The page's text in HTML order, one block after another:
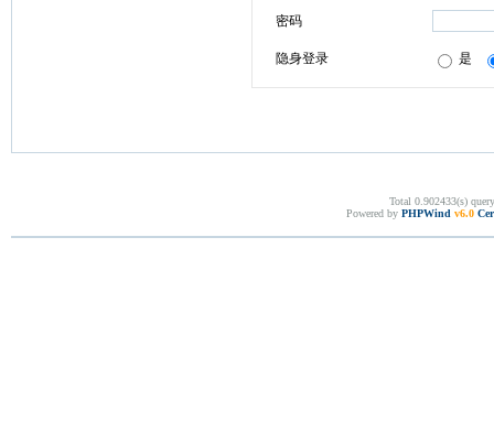
密码
隐身登录 是
Total 0.902433(s)
Powered by PHPWind v6.0